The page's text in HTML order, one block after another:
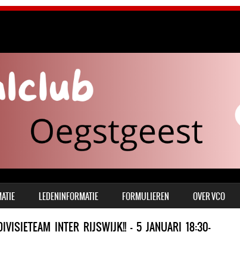
LEDENINFORMATIE FORMULIEREN OVER VCO
INTER RIJSWIJK!! – 5 JANUARI 18:30-